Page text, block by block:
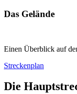
Das Gelände
Einen Überblick auf
Streckenplan
Die